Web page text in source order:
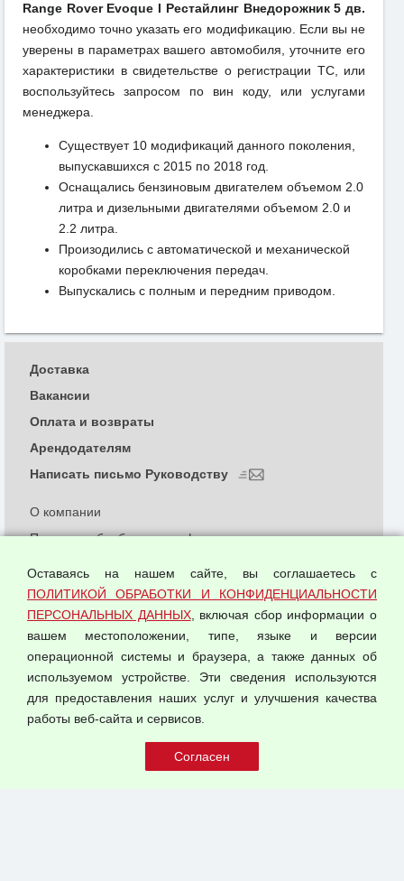
Range Rover Evoque I Рестайлинг Внедорожник 5 дв.
необходимо точно указать его модификацию. Если вы не
уверены в параметрах вашего автомобиля, уточните его
характеристики в свидетельстве о регистрации ТС, или
воспользуйтесь запросом по вин коду, или услугами
менеджера.
Существует 10 модификаций данного поколения,
выпускавшихся с 2015 по 2018 год.
Оснащались бензиновым двигателем объемом 2.0
литра и дизельными двигателями объемом 2.0 и
2.2 литра.
Произодились с автоматической и механической
коробками переключения передач.
Выпускались с полным и передним приводом.
© 2026 ООО "Феникс"
О компании
Политика обработки и конфиденциальности
Согласием на обработку персональных данных
Оферта оптовой купли-продажи
Публичная оферта
Доставка
Вакансии
Оплата и возвраты
Арендодателям
Написать письмо Руководству
Оставаясь на нашем сайте, вы соглашаетесь с
ПОЛИТИКОЙ ОБРАБОТКИ И КОНФИДЕНЦИАЛЬНОСТИ
ПЕРСОНАЛЬНЫХ ДАННЫХ, включая сбор информации о
вашем местоположении, типе, языке и версии
операционной системы и браузера, а также данных об
используемом устройстве. Эти сведения используются
для предоставления наших услуг и улучшения качества
работы веб-сайта и сервисов.